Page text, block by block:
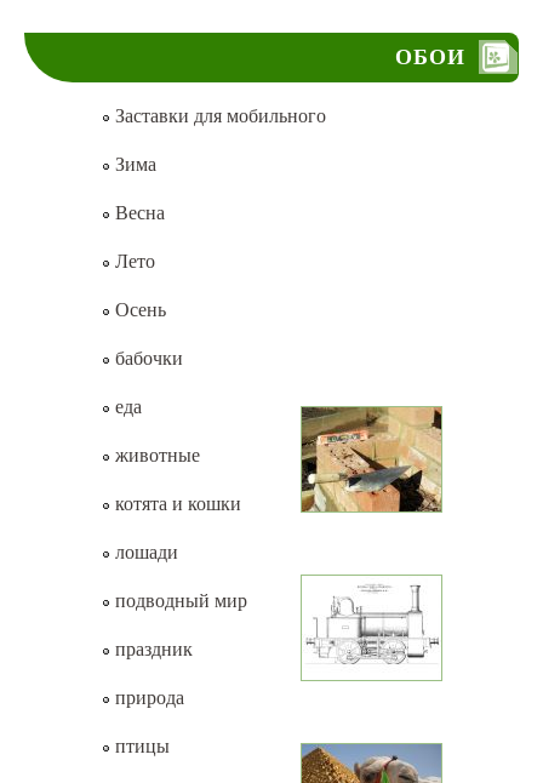
ОБОИ
Заставки для мобильного
Зима
Весна
Лето
Осень
бабочки
еда
животные
котята и кошки
лошади
подводный мир
праздник
природа
птицы